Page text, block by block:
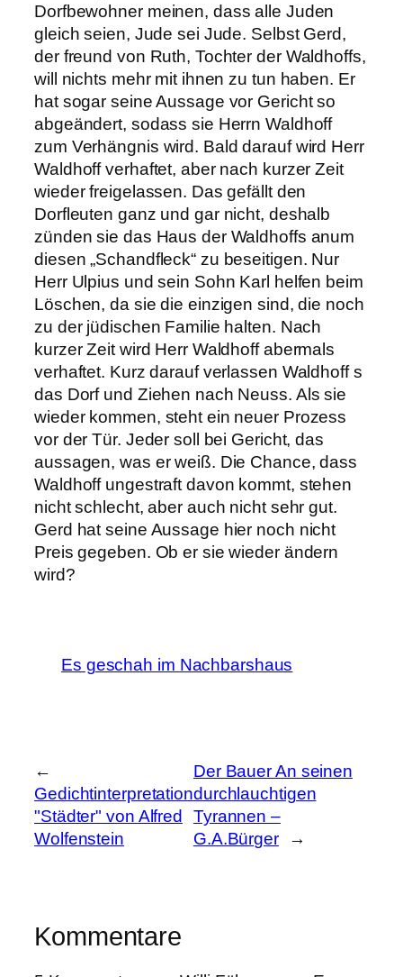
Dorfbewohner meinen, dass alle Juden
gleich seien, Jude sei Jude. Selbst Gerd,
der freund von Ruth, Tochter der Waldhoffs,
will nichts mehr mit ihnen zu tun haben. Er
hat sogar seine Aussage vor Gericht so
abgeändert, sodass sie Herrn Waldhoff
zum Verhängnis wird. Bald darauf wird Herr
Waldhoff verhaftet, aber nach kurzer Zeit
wieder freigelassen. Das gefällt den
Dorfleuten ganz und gar nicht, deshalb
zünden sie das Haus der Waldhoffs anum
diesen „Schandfleck“ zu beseitigen. Nur
Herr Ulpius und sein Sohn Karl helfen beim
Löschen, da sie die einzigen sind, die noch
zu der jüdischen Familie halten. Nach
kurzer Zeit wird Herr Waldhoff abermals
verhaftet. Kurz darauf verlassen Waldhoff s
das Dorf und Ziehen nach Neuss. Als sie
wieder kommen, steht ein neuer Prozess
vor der Tür. Jeder soll bei Gericht, das
aussagen, was er weiß. Die Chance, dass
Waldhoff ungestraft davon kommt, stehen
nicht schlecht, aber auch nicht sehr gut.
Gerd hat seine Aussage hier noch nicht
Preis gegeben. Ob er sie wieder ändern
wird?
Es geschah im Nachbarshaus
←
Gedichtinterpretation
"Städter" von Alfred
Wolfenstein
Der Bauer An seinen
durchlauchtigen
Tyrannen –
G.A.Bürger
→
Kommentare